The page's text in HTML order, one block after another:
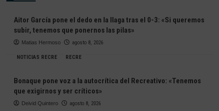
Aitor García pone el dedo en la llaga tras el 0-3: «Si queremos
subir, tenemos que ponernos las pilas»
Matias Hermoso agosto 8, 2026
NOTICIAS RECRE RECRE
Bonaque pone voz a la autocrítica del Recreativo: «Tenemos
que exigirnos y ser críticos»
Deivid Quintero agosto 8, 2026